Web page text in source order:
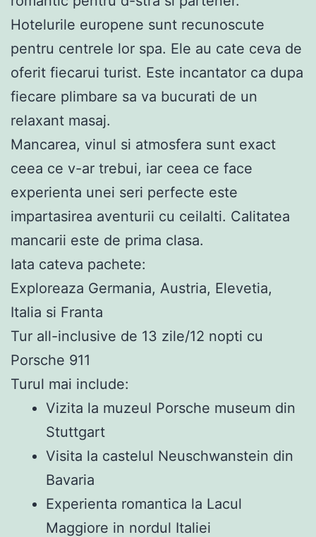
Hotelurile europene sunt recunoscute
pentru centrele lor spa. Ele au cate ceva de
oferit fiecarui turist. Este incantator ca dupa
fiecare plimbare sa va bucurati de un
relaxant masaj.
Mancarea, vinul si atmosfera sunt exact
ceea ce v-ar trebui, iar ceea ce face
experienta unei seri perfecte este
impartasirea aventurii cu ceilalti. Calitatea
mancarii este de prima clasa.
Iata cateva pachete:
Exploreaza Germania, Austria, Elevetia,
Italia si Franta
Tur all-inclusive de 13 zile/12 nopti cu
Porsche 911
Turul mai include:
Vizita la muzeul Porsche museum din
Stuttgart
Visita la castelul Neuschwanstein din
Bavaria
Experienta romantica la Lacul
Maggiore in nordul Italiei